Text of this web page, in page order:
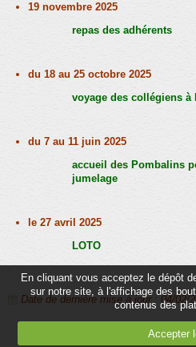
19 novembre 2025
repas des adhérents
du 18 au 25 octobre 2025
voyage des collégiens à
du 7 au 11 juin 2025
accueil des Pombalins
jumelage
le 27 avril 2025
LOTO
Date de dernière mise à jour : 04/02/
En cliquant vous acceptez le dépôt
sur notre site, à l'affichage des
contenus des
Accepter